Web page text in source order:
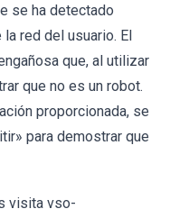
se ha detectado
red del usuario. El
que, al utilizar
que no es un robot.
proporcionada, se
para demostrar que
visita vso-